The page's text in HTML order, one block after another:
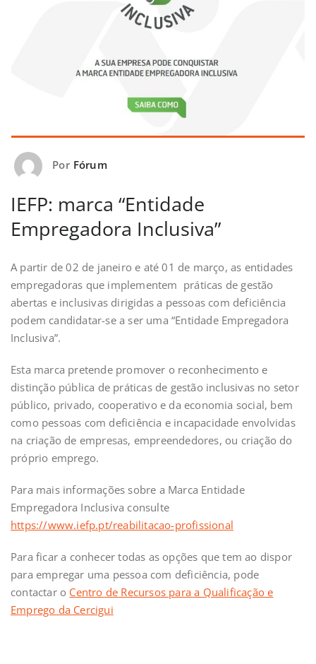
Por Fórum
IEFP: marca “Entidade
Empregadora Inclusiva”
A partir de 02 de janeiro e até 01 de março, as entidades
empregadoras que implementem práticas de gestão
abertas e inclusivas dirigidas a pessoas com deficiência
podem candidatar-se a ser uma “Entidade Empregadora
Inclusiva”.
Esta marca pretende promover o reconhecimento e
distinção pública de práticas de gestão inclusivas no setor
público, privado, cooperativo e da economia social, bem
como pessoas com deficiência e incapacidade envolvidas
na criação de empresas, empreendedores, ou criação do
próprio emprego.
Para mais informações sobre a Marca Entidade
Empregadora Inclusiva consulte
https://www.iefp.pt/reabilitacao-profissional
Para ficar a conhecer todas as opções que tem ao dispor
para empregar uma pessoa com deficiência, pode
contactar o Centro de Recursos para a Qualificação e
Emprego da Cercigui